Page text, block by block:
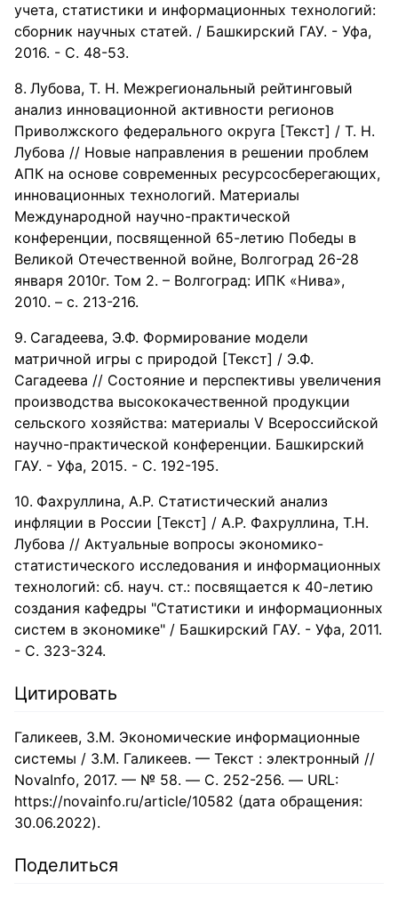
учета, статистики и информационных технологий:
сборник научных статей. / Башкирский ГАУ. - Уфа,
2016. - С. 48-53.
Лубова, Т. Н. Межрегиональный рейтинговый
анализ инновационной активности регионов
Приволжского федерального округа [Текст] / Т. Н.
Лубова // Новые направления в решении проблем
АПК на основе современных ресурсосберегающих,
инновационных технологий. Материалы
Международной научно-практической
конференции, посвященной 65-летию Победы в
Великой Отечественной войне, Волгоград 26-28
января 2010г. Том 2. – Волгоград: ИПК «Нива»,
2010. – с. 213-216.
Сагадеева, Э.Ф. Формирование модели
матричной игры с природой [Текст] / Э.Ф.
Сагадеева // Состояние и перспективы увеличения
производства высококачественной продукции
сельского хозяйства: материалы V Всероссийской
научно-практической конференции. Башкирский
ГАУ. - Уфа, 2015. - С. 192-195.
Фахруллина, А.Р. Статистический анализ
инфляции в России [Текст] / А.Р. Фахруллина, Т.Н.
Лубова // Актуальные вопросы экономико-
статистического исследования и информационных
технологий: сб. науч. ст.: посвящается к 40-летию
создания кафедры "Статистики и информационных
систем в экономике" / Башкирский ГАУ. - Уфа, 2011.
- С. 323-324.
Цитировать
Галикеев, З.М. Экономические информационные
системы / З.М. Галикеев. — Текст : электронный //
NovaInfo, 2017. — № 58. — С. 252-256. — URL:
https://novainfo.ru/article/10582 (дата обращения:
30.06.2022).
Поделиться